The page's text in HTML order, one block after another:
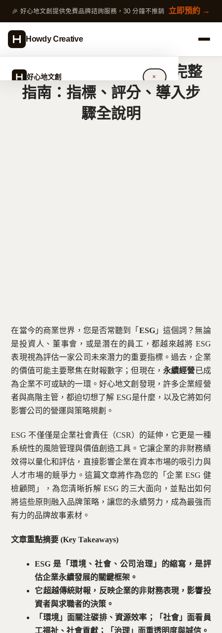
🎉 好心地文創提供免費品牌諮詢服務，30 分鐘不推銷 立即預約 →
Howdy Creative
好心地文創 ✕
關於好心地文創
ESG 是什麼？2026企業完整
指南：指標、評分、導入步
驟全說明
在當今的商業世界，您是否常聽到「 ESG」這個詞？無論
是投資人、董事會，或是潛在的員工，都越來越將 ESG
表現視為評估一家公司未來潛力的重要指標。過去，企業
的價值可能主要聚焦在財報數字；但現在， 永續經營已成
為企業不可或缺的一環。好心地文創發現，許多企業經營
者與高階主管，都迫切想了解 ESG是什麼，以及它將如何
影響公司的營運與策略規劃。
ESG 不僅僅是企業社會責任（CSR）的延伸，它更是一種
系統性的風險管理與價值創造工具。它讓企業的非財務績
效得以量化和評估，直接影響企業在資本市場的吸引力與
人才市場的競爭力。這篇文章將作為您的「企業 ESG 健
檢顧問」，為您清晰拆解 ESG 的三大面向，並點出如何
將這些原則融入品牌策略，讓您的永續努力，成為最強而
有力的品牌故事素材。
文章重點摘要 (Key Takeaways)
ESG 是「環境、社會、公司治理」的縮寫，是評
估企業永續發展的關鍵框架。
它超越傳統財報，反映企業的非財務表現，影響投
資者與求職者的決策。
「環境」面關注碳排、資源效率；「社會」面看員
工福祉、社會貢獻；「治理」面重透明度與誠信。